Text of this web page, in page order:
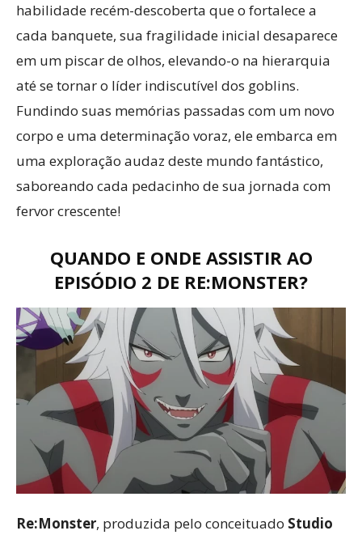
habilidade recém-descoberta que o fortalece a
cada banquete, sua fragilidade inicial desaparece
em um piscar de olhos, elevando-o na hierarquia
até se tornar o líder indiscutível dos goblins.
Fundindo suas memórias passadas com um novo
corpo e uma determinação voraz, ele embarca em
uma exploração audaz deste mundo fantástico,
saboreando cada pedacinho de sua jornada com
fervor crescente!
QUANDO E ONDE ASSISTIR AO
EPISÓDIO 2 DE RE:MONSTER?
Re:Monster, produzida pelo conceituado Studio